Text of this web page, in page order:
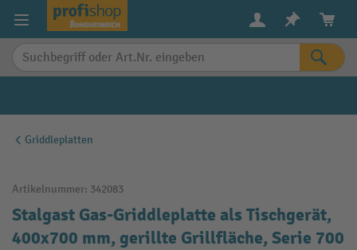
springen
Griddleplatten
Artikelnummer: 342083
Stalgast Gas-Griddleplatte als Tischgerät,
400x700 mm, gerillte Grillfläche, Serie 700